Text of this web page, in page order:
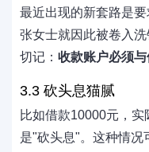
最近出现的新套路是要
张女士就因此被卷入洗
切记： 收款账户必须与
3.3 砍头息猫腻
比如借款10000元，
是"砍头息"。这种情况